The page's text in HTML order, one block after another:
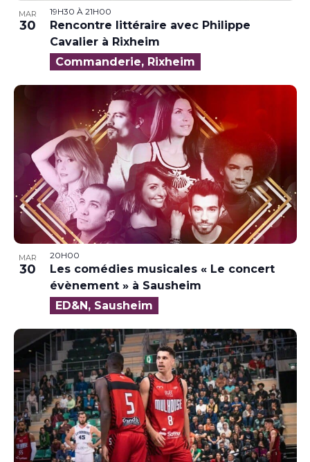
MAR
30
19H30 À 21H00
Rencontre littéraire avec Philippe
Cavalier à Rixheim
Commanderie, Rixheim
MAR
30
20H00
Les comédies musicales « Le concert
évènement » à Sausheim
ED&N, Sausheim